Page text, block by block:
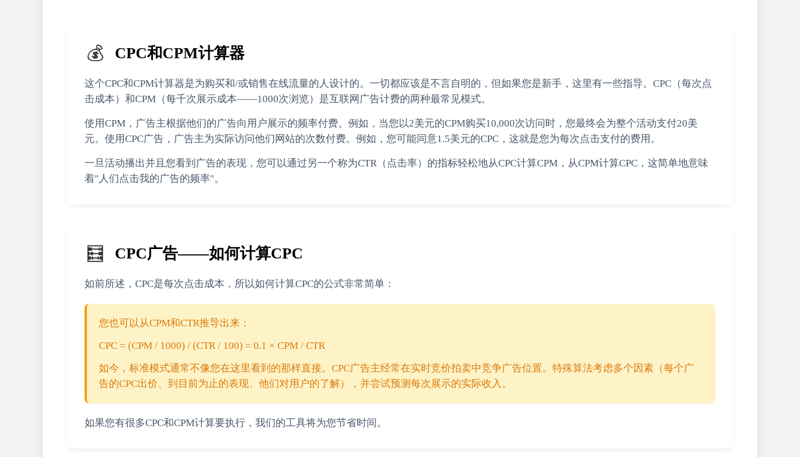
💰 CPC和CPM计算器
这个CPC和CPM计算器是为购买和/或销售在线流量的人设计的。一切都应该是不言自明的，但如果您是新手，这里有一些指导。CPC（每次点
击成本）和CPM（每千次展示成本——1000次浏览）是互联网广告计费的两种最常见模式。
使用CPM，广告主根据他们的广告向用户展示的频率付费。例如，当您以2美元的CPM购买10,000次访问时，您最终会为整个活动支付20美
元。使用CPC广告，广告主为实际访问他们网站的次数付费。例如，您可能同意1.5美元的CPC，这就是您为每次点击支付的费用。
一旦活动播出并且您看到广告的表现，您可以通过另一个称为CTR（点击率）的指标轻松地从CPC计算CPM，从CPM计算CPC，这简单地意味
着"人们点击我的广告的频率"。
🧮 CPC广告——如何计算CPC
如前所述，CPC是每次点击成本，所以如何计算CPC的公式非常简单：
您也可以从CPM和CTR推导出来：
CPC = (CPM / 1000) / (CTR / 100) = 0.1 × CPM / CTR
如今，标准模式通常不像您在这里看到的那样直接。CPC广告主经常在实时竞价拍卖中竞争广告位置。特殊算法考虑多个因素（每个广
告的CPC出价、到目前为止的表现、他们对用户的了解），并尝试预测每次展示的实际收入。
如果您有很多CPC和CPM计算要执行，我们的工具将为您节省时间。